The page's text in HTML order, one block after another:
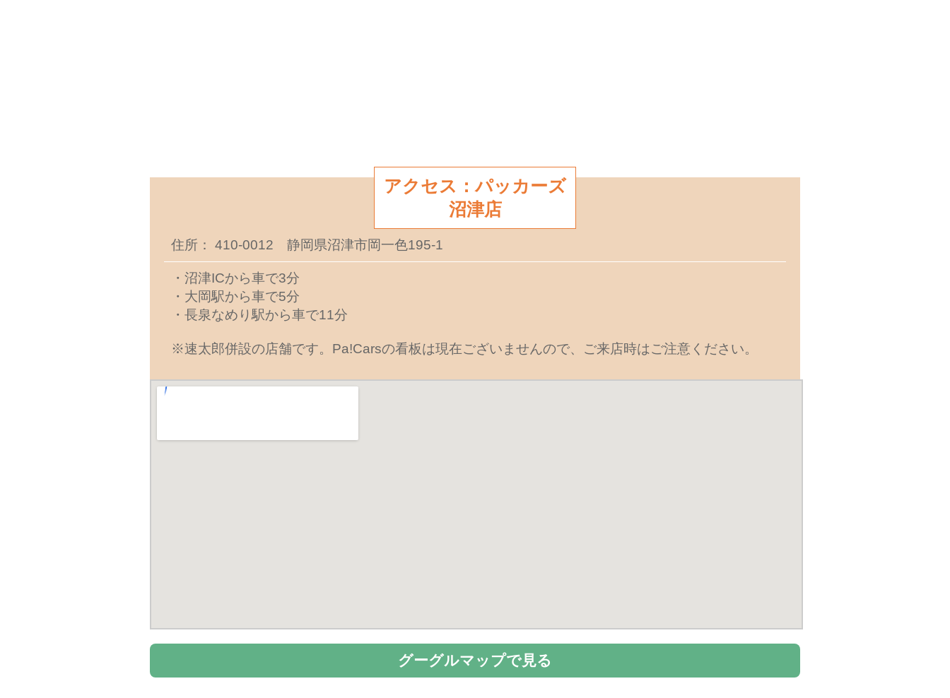
アクセス：パッカーズ
沼津店
住所： 410-0012 静岡県沼津市岡一色195-1
・沼津ICから車で3分
・大岡駅から車で5分
・長泉なめり駅から車で11分
※速太郎併設の店舗です。Pa!Carsの看板は現在ございませんので、ご来店時はご注意ください。
グーグルマップで見る